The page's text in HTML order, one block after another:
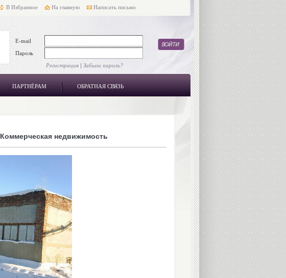
В Избранное На главную Написать письмо
E-mail
Пароль
Регистрация| Забыли пароль?
ПАРТНЁРАМ ОБРАТНАЯ СВЯЗЬ
Коммерческая недвижимость